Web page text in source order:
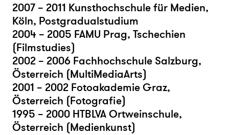
2007 – 2011 Kunsthochschule für Medien,
Köln, Postgradualstudium
2004 – 2005 FAMU Prag, Tschechien
(Filmstudies)
2002 – 2006 Fachhochschule Salzburg,
Österreich (MultiMediaArts)
2001 – 2002 Fotoakademie Graz,
Österreich (Fotografie)
1995 – 2000 HTBLVA Ortweinschule,
Österreich (Medienkunst)